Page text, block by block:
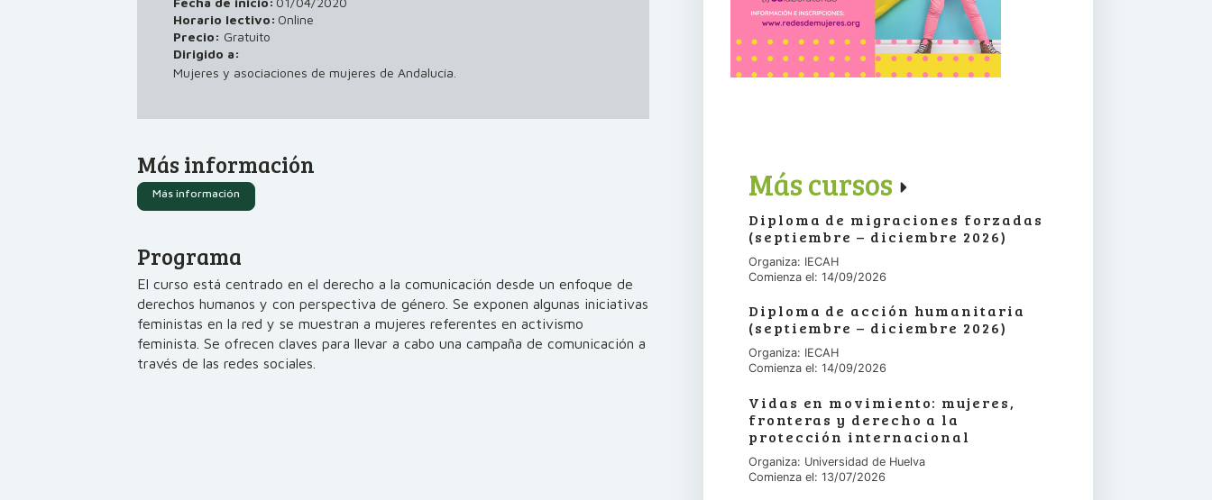
Horario lectivo: Online
Precio: Gratuito
Dirigido a:
Mujeres y asociaciones de mujeres de Andalucía.
Más información
Más información
Programa
El curso está centrado en el derecho a la comunicación desde un enfoque de
derechos humanos y con perspectiva de género. Se exponen algunas iniciativas
feministas en la red y se muestran a mujeres referentes en activismo
feminista. Se ofrecen claves para llevar a cabo una campaña de comunicación a
través de las redes sociales.
Más cursos
Diploma de migraciones forzadas
(septiembre – diciembre 2026)
Organiza: IECAH
Comienza el: 14/09/2026
Diploma de acción humanitaria
(septiembre – diciembre 2026)
Organiza: IECAH
Comienza el: 14/09/2026
Vidas en movimiento: mujeres,
fronteras y derecho a la
protección internacional
Organiza: Universidad de Huelva
Comienza el: 13/07/2026